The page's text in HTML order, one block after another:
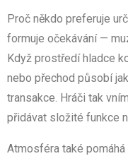
Proč někdo preferuje
formuje očekávání —
Když prostředí hladce
nebo přechod působí
transakce. Hráči tak
přidávat složité funkce
Atmosféra také